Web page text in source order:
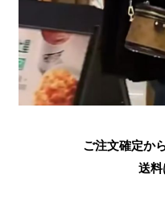
ご注文確定か
送